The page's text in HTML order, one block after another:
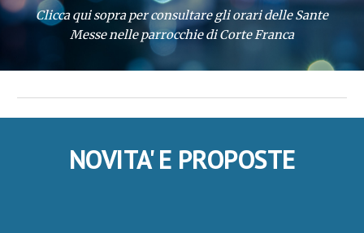
Clicca qui sopra per consultare gli orari delle Sante
Messe nelle parrocchie di Corte Franca
NOVITA' E PROPOSTE